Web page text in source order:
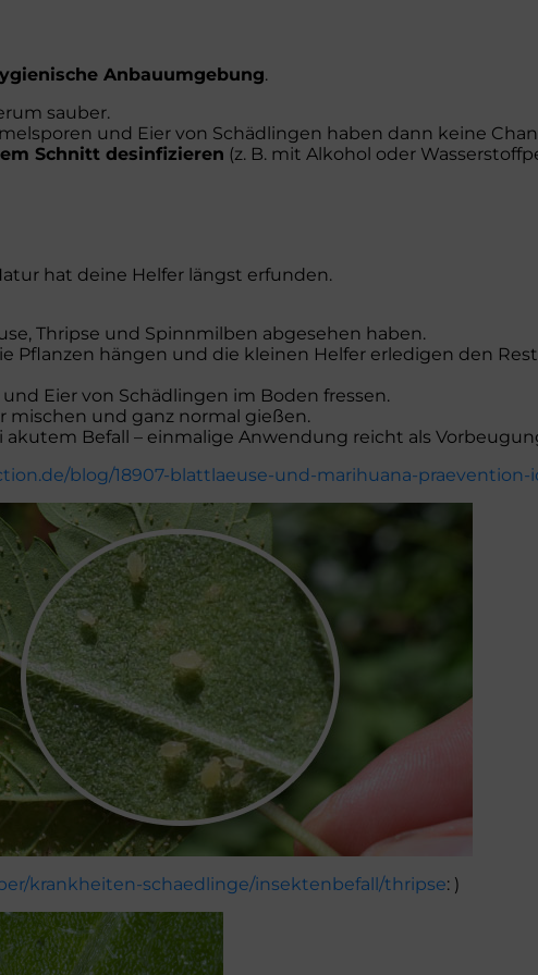
Anbauumgebung.
sauber.
und Eier von Schädlingen haben dann keine
Schnitt desinfizieren (z. B. mit Alkohol oder
hat deine Helfer längst erfunden.
Thripse und Spinnmilben abgesehen haben.
Pflanzen hängen und die kleinen Helfer erledigen den
Eier von Schädlingen im Boden fressen.
mischen und ganz normal gießen.
Befall – einmalige Anwendung reicht als
blog/18907-blattlaeuse-und-marihuana-
krankheiten-schaedlinge/insektenbefall/thripse: )